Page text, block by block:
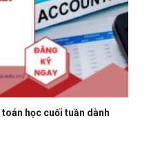
học cuối tuần dành